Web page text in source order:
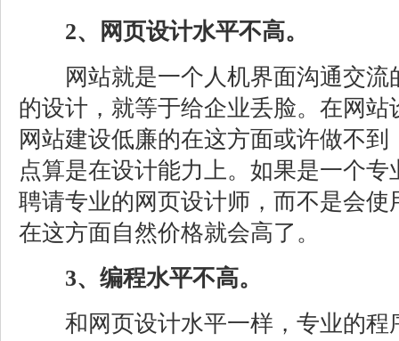
2、网页设计水平不高。
网站就是一个人机界面沟通交流
的设计，就等于给企业丢脸。在网
网站建设低廉的在这方面或许做不
点算是在设计能力上。如果是一个
聘请专业的网页设计师，而不是会
在这方面自然价格就会高了。
3、编程水平不高。
和网页设计水平一样，专业的程